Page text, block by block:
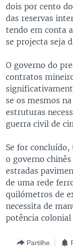
dois por cento
das reservas
tendo em conta
se projecta seja
O governo do
contratos
se os mesmos
estruturas
guerra civil de
Se for
o governo
estradas
de uma rede
quilómetros de
necessita de
potência colonial
Partilhe